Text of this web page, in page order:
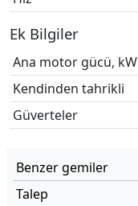
Ek Bilgiler
Ana motor gücü, kW
Kendinden tahrikli
Güverteler
Benzer gemiler
Talep